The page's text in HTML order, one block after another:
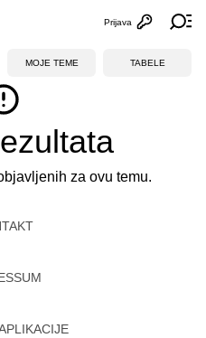
Otvori
Prijava
MOJE TEME TABELE
za ovu temu.